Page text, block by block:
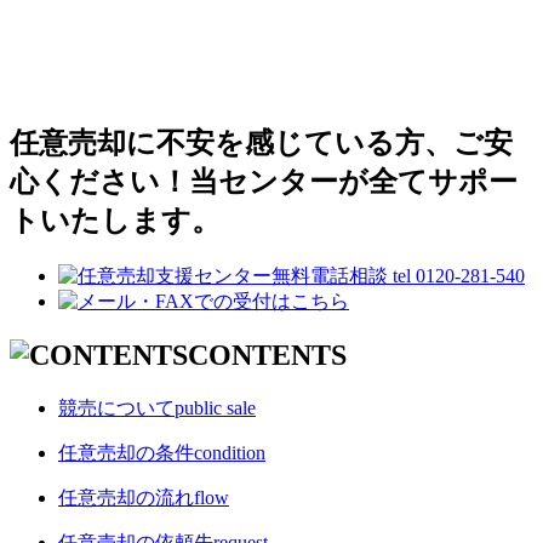
任意売却に不安を感じている方、ご安
心ください！当センターが全てサポー
トいたします。
CONTENTS
競売についてpublic sale
任意売却の条件condition
任意売却の流れflow